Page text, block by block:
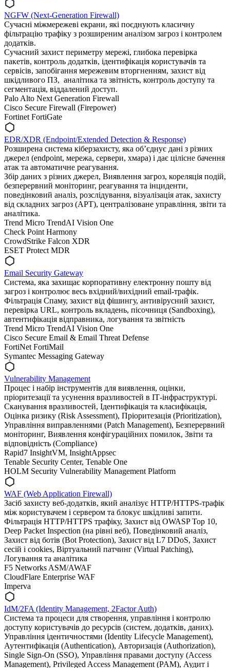
NGFW (Next-Generation Firewall)
Cучасні міжмережеві екрани, які поєднують класичну
фільтрацію трафіку з розширеним аналізом загроз і контролем
додатків.
Сучасний захист периметру мережі, глибока перевірка
пакетів, контроль додатків, ідентифікація користувачів та
сервісів, запобігання мережевим вторгненням, захист від
шкідливого ПЗ, аналітика та звітність, контроль доступу та
сегментація, віддалений доступ.
Palo Alto Next Generation Firewall
Cisco Secure Firewall (Firepower)
Fortinet FortiGate
EDR/XDR (Endpoint/Extended Detection & Response)
Розширена система кіберзахисту, яка об’єднує дані з різних
джерел (endpoint, мережа, сервери, хмара) і дає цілісне бачення
атак та автоматичне реагування.
Збір даних з різних джерел, Виявлення загроз, кореляція подій,
безперервний моніторинг, реагування та інциденти,
поведінковий аналіз, розслідування, візуалізація атак, захисту
від складних загроз (APT), централізоване управління, звіти та
аналітика.
Trend Micro TrendAI Vision One
Check Point Harmony
CrowdStrike Falcon XDR
ESET Protect MDR
Email Security Gateway
Cистема, яка захищає корпоративну електронну пошту від
загроз і контролює весь вхідний/вихідний email-трафік.
Фільтрація Спаму, захист від фішингу, антивірусний захист,
перевірка URL, контроль вкладень, пісочниця (Sandboxing),
автентифікація відправника, логування та звітність
Trend Micro TrendAI Vision One
Cisco Secure Email & Email Threat Defense
FortiNet FortiMail
Symantec Messaging Gateway
Vulnerability Management
Процес і набір інструментів для виявлення, оцінки,
пріоритезації та усунення вразливостей в ІТ-інфраструктурі.
Сканування вразливостей, Ідентифікація та класифікація,
Оцінка ризику (Risk Assessment), Пріоритезація (Prioritization),
Управління виправленнями (Patch Management), Безперервний
моніторинг, Виявлення конфігураційних помилок, Звіти та
відповідність (Compliance)
Rapid7 InsightVM, InsightAppsec
Tenable Security Center, Tenable One
HOLM Security Vulnerability Management Platform
WAF (Web Application Firewall)
Засіб захисту веб-додатків, який аналізує HTTP/HTTPS-трафік
між користувачем і сервером та блокує шкідливі запити.
Фільтрація HTTP/HTTPS трафіку, Захист від OWASP Top 10,
Deep Packet Inspection (на рівні веб), Поведінковий аналіз,
Захист від ботів (Bot Protection), Захист від L7 DDoS, Захист
сесій і cookies, Віртуальний патчинг (Virtual Patching),
Логування та аналітика
F5 Networks ASM/AWAF
CloudFlare Enterprise WAF
Imperva
ІdM/2FA (Identity Management, 2Factor Auth)
Cистема та процеси для створення, управління і контролю
доступу користувачів до ресурсів (систем, додатків, даних).
Управління ідентичностями (Identity Lifecycle Management),
Аутентифікація (Authentication), Авторизація (Authorization),
Single Sign-On (SSO), Управління правами доступу (Access
Management), Privileged Access Management (PAM), Аудит і